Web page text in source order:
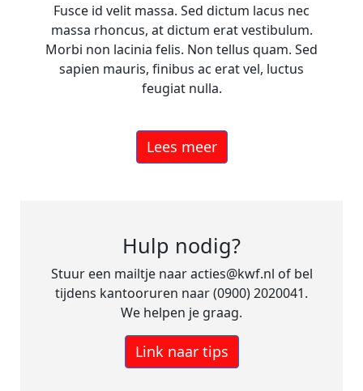
Fusce id velit massa. Sed dictum lacus nec
massa rhoncus, at dictum erat vestibulum.
Morbi non lacinia felis. Non tellus quam. Sed
sapien mauris, finibus ac erat vel, luctus
feugiat nulla.
Lees meer
Hulp nodig?
Stuur een mailtje naar acties@kwf.nl of bel
tijdens kantooruren naar (0900) 2020041.
We helpen je graag.
Link naar tips